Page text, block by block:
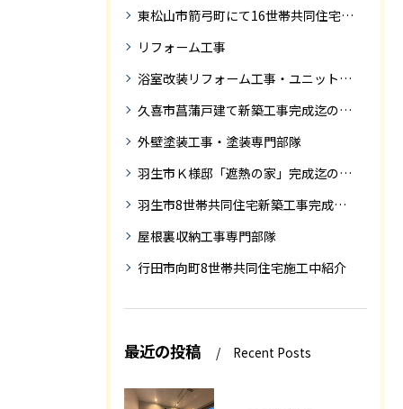
東松山市箭弓町にて16世帯共同住宅新築工事完成迄の紹介です。
リフォーム工事
浴室改装リフォーム工事・ユニットバス専門部隊
久喜市菖蒲戸建て新築工事完成迄の紹介
外壁塗装工事・塗装専門部隊
羽生市Ｋ様邸「遮熱の家」完成迄の紹介です
羽生市8世帯共同住宅新築工事完成迄の紹介
屋根裏収納工事専門部隊
行田市向町8世帯共同住宅施工中紹介
最近の投稿 Recent Posts